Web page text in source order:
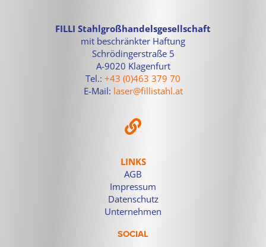
FILLI Stahlgroßhandelsgesellschaft
mit beschränkter Haftung
Schrödingerstraße 5
A-9020 Klagenfurt
Tel.: +43 (0)463 379 70
E-Mail: laser@fillistahl.at
LINKS
AGB
Impressum
Datenschutz
Unternehmen
SOCIAL